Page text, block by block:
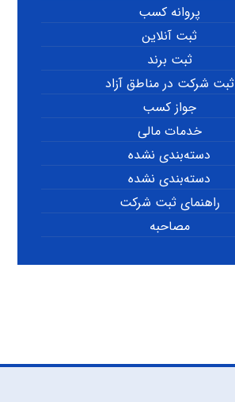
پروانه کسب
ثبت آنلاین
ثبت برند
ثبت شرکت در مناطق آزاد
جواز کسب
خدمات مالی
دسته‌بندی نشده
دسته‌بندی نشده
راهنمای ثبت شرکت
مصاحبه